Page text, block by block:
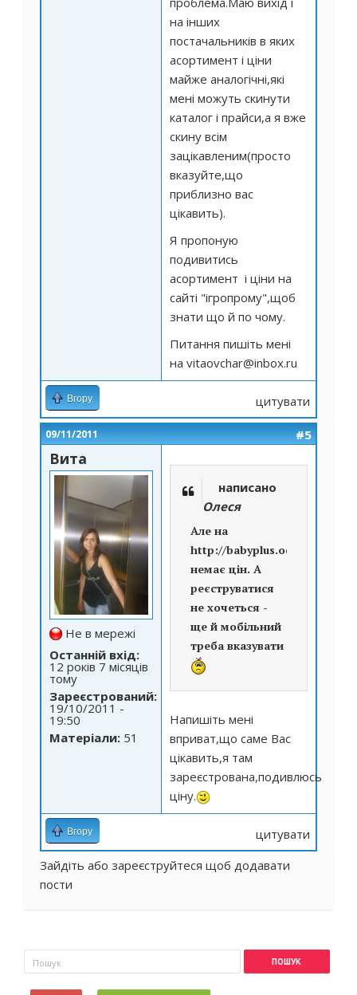
на інших
постачальників в яких
асортимент і ціни
майже аналогічні,які
мені можуть скинути
каталог і прайси,а я вже
скину всім
зацікавленим(просто
вказуйте,що
приблизно вас
цікавить).
Я пропоную
подивитись
асортимент і ціни на
сайті "ігропрому",щоб
знати що й по чому.
Питання пишіть мені
на vitaovchar@inbox.ru
Вгору цитувати
09/11/2011 #5
Вита
Не в мережі
Останній вхід:
12 років 7 місяців
тому
Зареєстрований:
19/10/2011 -
19:50
Матеріали: 51
написано
Олеся
Але на
http://babyplus.od.ua
немає цін. А
реєструватися
не хочеться -
ще й мобільний
треба вказувати
Напишіть мені
вприват,що саме Вас
цікавить,я там
зареєстрована,подивлюсь
ціну.
Вгору
цитувати
Зайдіть або зареєструйтеся щоб додавати
пости
Пошукова форма
Пошук